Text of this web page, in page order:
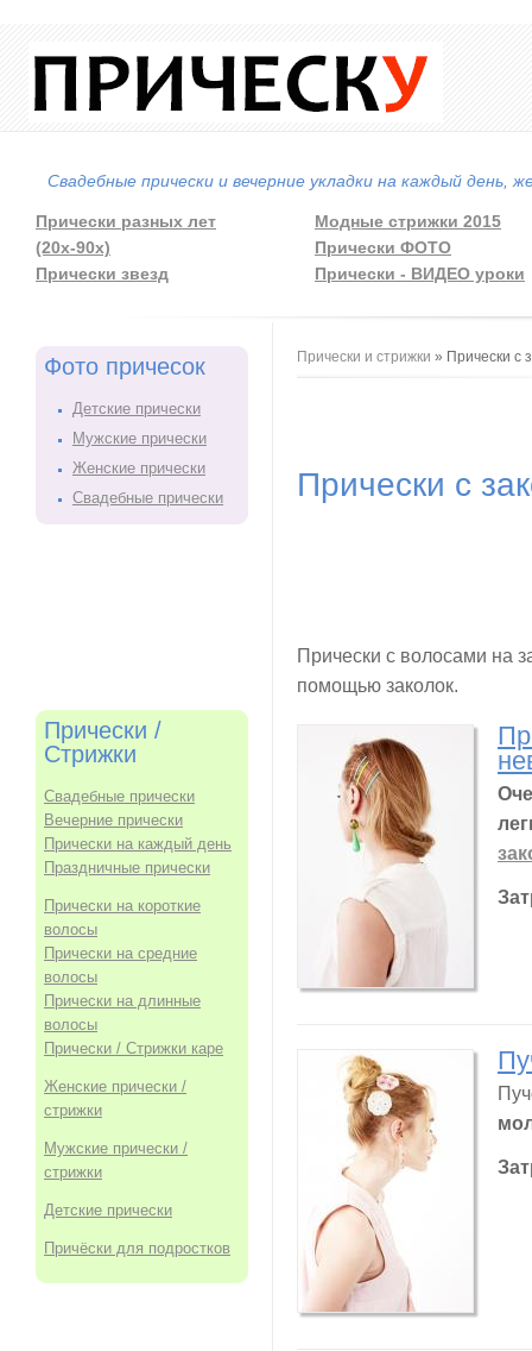
Свадебные прически и вечерние укладки на каждый день,
Прически разных лет
(20х-90х)
Прически звезд
Модные стрижки 2015
Прически ФОТО
Прически - ВИДЕО уроки
Фото причесок
Детские прически
Мужские прически
Женские прически
Свадебные прически
Прически /
Стрижки
Свадебные прически
Вечерние прически
Прически на каждый день
Праздничные прически
Прически на короткие
волосы
Прически на средние
волосы
Прически на длинные
волосы
Прически / Стрижки каре
Женские прически /
стрижки
Мужские прически /
стрижки
Детские прически
Причёски для подростков
Вы здесь
Прически и стрижки » Прически с
Прически с
Прически с волосами на
помощью заколок.